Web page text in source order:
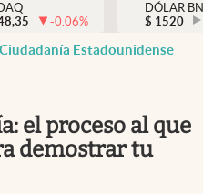
México
USA
-0.06%
DÓLAR
$ 1520
Ciudadanía Estadounidense
el proceso al que
demostrar tu